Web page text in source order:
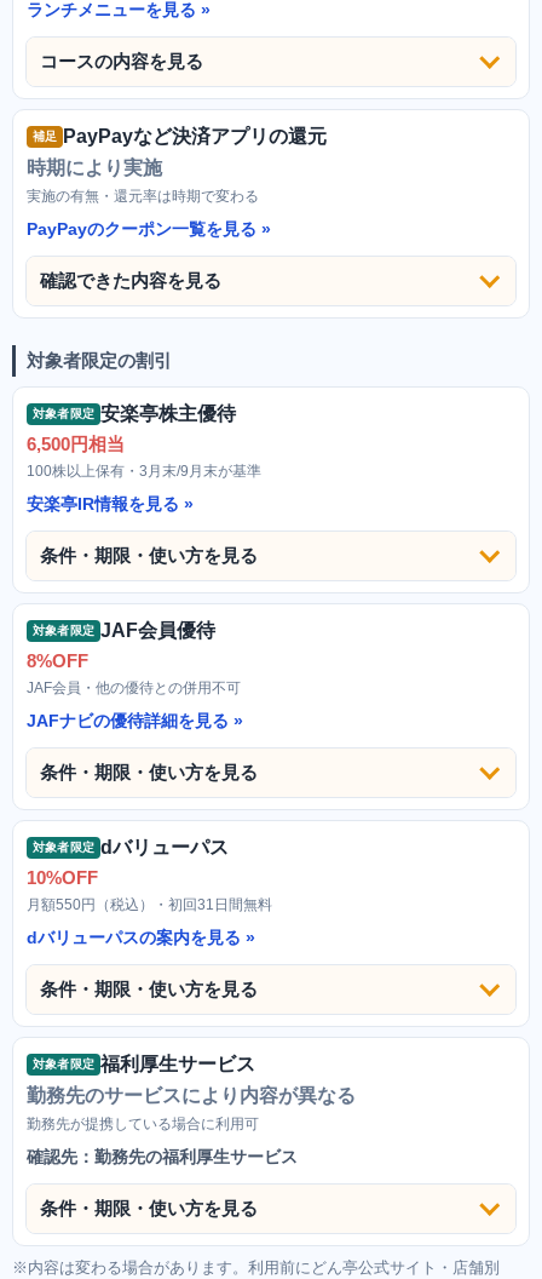
ランチメニューを見る
コースの内容を見る
補足
PayPayなど決済アプリの還元
時期により実施
実施の有無・還元率は時期で変わる
PayPayのクーポン一覧を見る
確認できた内容を見る
対象者限定の割引
対象者限定 安楽亭株主優待
6,500円相当
100株以上保有・3月末/9月末が基準
安楽亭IR情報を見る
条件・期限・使い方を見る
対象者限定 JAF会員優待
8%OFF
JAF会員・他の優待との併用不可
JAFナビの優待詳細を見る
条件・期限・使い方を見る
対象者限定 dバリューパス
10%OFF
月額550円（税込）・初回31日間無料
dバリューパスの案内を見る
条件・期限・使い方を見る
対象者限定 福利厚生サービス
勤務先のサービスにより内容が異なる
勤務先が提携している場合に利用可
確認先：勤務先の福利厚生サービス
条件・期限・使い方を見る
※内容は変わる場合があります。利用前にどん亭公式サイト・店舗別